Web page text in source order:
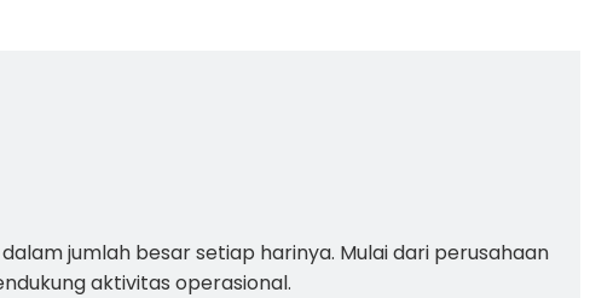
jumlah besar setiap harinya. Mulai dari perusahaan
aktivitas operasional.